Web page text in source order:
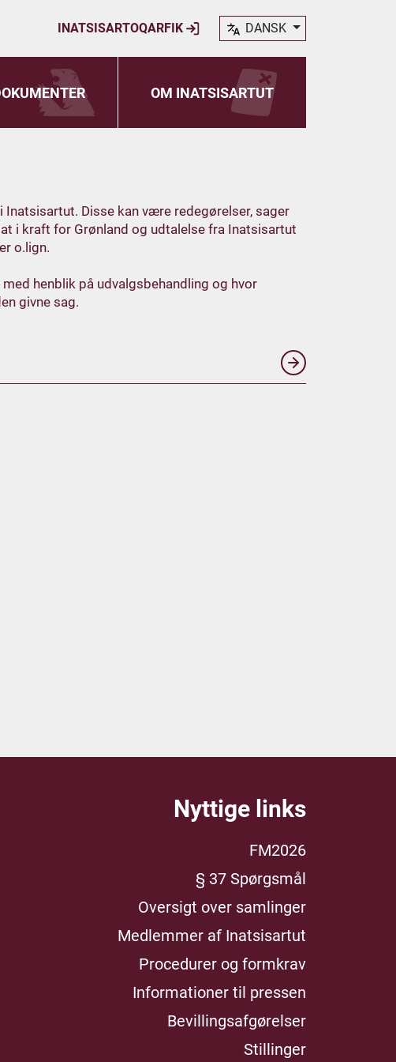
INATSISARTOQARFIK DANSK
OM INATSISARTUT
Disse kan være redegørelser, sager
i kraft for Grønland og udtalelse fra Inatsisartut
o.lign.
henblik på udvalgsbehandling og hvor
givne sag.
Nyttige links
FM2026
§ 37 Spørgsmål
Oversigt over samlinger
Medlemmer af Inatsisartut
Procedurer og formkrav
Informationer til pressen
Bevillingsafgørelser
Stillinger